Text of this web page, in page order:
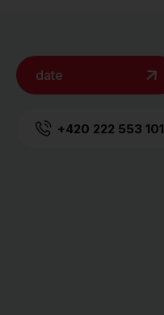
date
+420 222 553 101